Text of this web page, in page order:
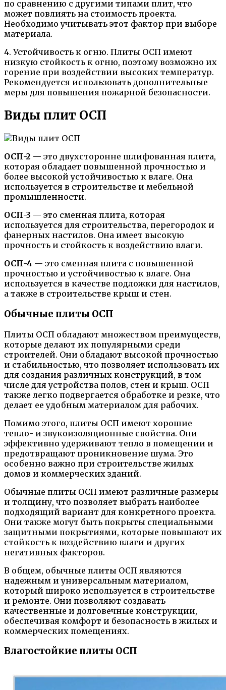
по сравнению с другими типами плит, что
может повлиять на стоимость проекта.
Необходимо учитывать этот фактор при выборе
материала.
4. Устойчивость к огню. Плиты ОСП имеют
низкую стойкость к огню, поэтому возможно их
горение при воздействии высоких температур.
Рекомендуется использовать дополнительные
меры для повышения пожарной безопасности.
Виды плит ОСП
ОСП-2 — это двухсторонне шлифованная плита,
которая обладает повышенной прочностью и
более высокой устойчивостью к влаге. Она
используется в строительстве и мебельной
промышленности.
ОСП-3 — это сменная плита, которая
используется для строительства, перегородок и
фанерных настилов. Она имеет высокую
прочность и стойкость к воздействию влаги.
ОСП-4 — это сменная плита с повышенной
прочностью и устойчивостью к влаге. Она
используется в качестве подложки для настилов,
а также в строительстве крыш и стен.
Обычные плиты ОСП
Плиты ОСП обладают множеством преимуществ,
которые делают их популярными среди
строителей. Они обладают высокой прочностью
и стабильностью, что позволяет использовать их
для создания различных конструкций, в том
числе для устройства полов, стен и крыш. ОСП
также легко подвергается обработке и резке, что
делает ее удобным материалом для рабочих.
Помимо этого, плиты ОСП имеют хорошие
тепло- и звукоизоляционные свойства. Они
эффективно удерживают тепло в помещении и
предотвращают проникновение шума. Это
особенно важно при строительстве жилых
домов и коммерческих зданий.
Обычные плиты ОСП имеют различные размеры
и толщину, что позволяет выбрать наиболее
подходящий вариант для конкретного проекта.
Они также могут быть покрыты специальными
защитными покрытиями, которые повышают их
стойкость к воздействию влаги и других
негативных факторов.
В общем, обычные плиты ОСП являются
надежным и универсальным материалом,
который широко используется в строительстве
и ремонте. Они позволяют создавать
качественные и долговечные конструкции,
обеспечивая комфорт и безопасность в жилых и
коммерческих помещениях.
Влагостойкие плиты ОСП